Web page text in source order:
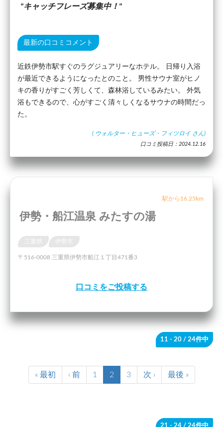
キャッチフレーズ募集中！
最新の口コミコメント
近鉄伊勢市駅すぐのラグジュアリーなホテル。 日帰り入浴
が最近できるようになったとのこと。 男性サウナ室がヒノ
キの香りがすごく芳しくて、森林浴しているみたい。 外気
浴もできるので、心がすごく清々しくなるサウナの時間だっ
た。
( ウォルター・ヒューズ・フィツロイ さん)
口コミ投稿日：2024.12.16
駅から16.25km
伊勢・船江温泉 みたすの湯
〒516-0008 三重県伊勢市船江１丁目471番3
口コミをご投稿する
11 - 20 / 24件中
« 最初 ‹ 前 1 2 3 次 › 最後 »
21 - 24 / 24件中